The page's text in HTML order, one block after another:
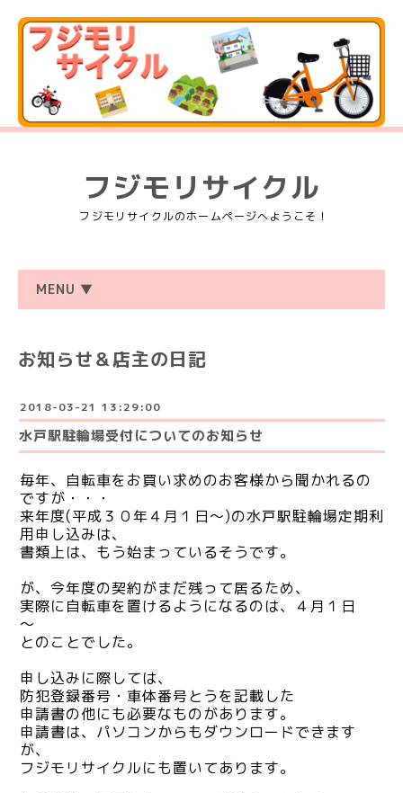
フジモリサイクル
フジモリサイクルのホームページへようこそ！
MENU ▼
お知らせ＆店主の日記
2018-03-21 13:29:00
水戸駅駐輪場受付についてのお知らせ
毎年、自転車をお買い求めのお客様から聞かれるの
ですが・・・
来年度(平成３０年４月１日～)の水戸駅駐輪場定期利
用申し込みは、
書類上は、もう始まっているそうです。
が、今年度の契約がまだ残って居るため、
実際に自転車を置けるようになるのは、４月１日
～
とのことでした。
申し込みに際しては、
防犯登録番号・車体番号とうを記載した
申請書の他にも必要なものがあります。
申請書は、パソコンからもダウンロードできます
が、
フジモリサイクルにも置いてあります。